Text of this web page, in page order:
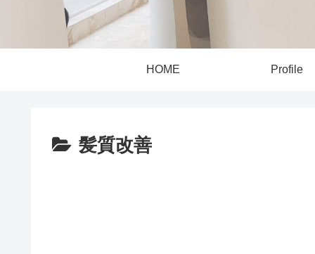
HOME Profile
髪質改善